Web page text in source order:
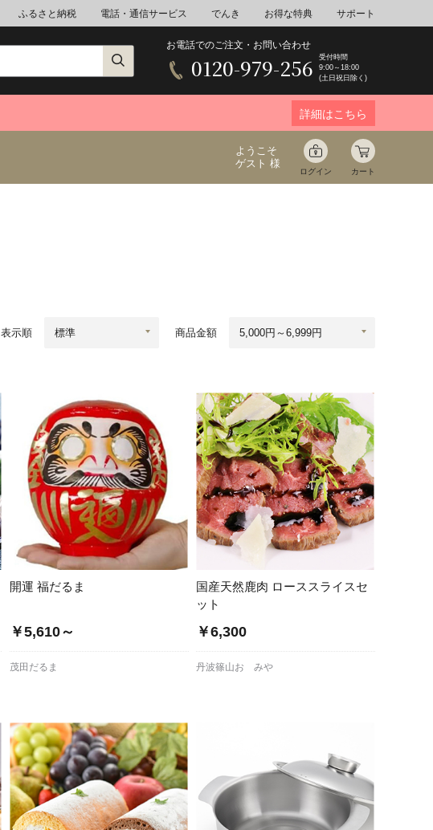
ふるさと納税 電話・通信サービス でんき お得な特典 サポート
お電話でのご注文・お問い合わせ
0120-979-256
受付時間
9:00～18:00
(土日祝日除く)
詳細はこちら
豊洲お取り寄せ 健康/美容
ようこそ
ゲスト 様
ログイン カート
表示順 商品金額
開運 福だるま
￥5,610～
茂田だるま
国産天然鹿肉 ローススライスセ
ット
￥6,300
丹波篠山おゝみや